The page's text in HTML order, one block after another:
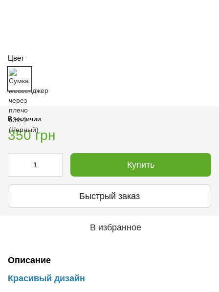
Цвет
В наличии
350 грн
Купить
Быстрый заказ
В избранное
Описание
Красивый дизайн